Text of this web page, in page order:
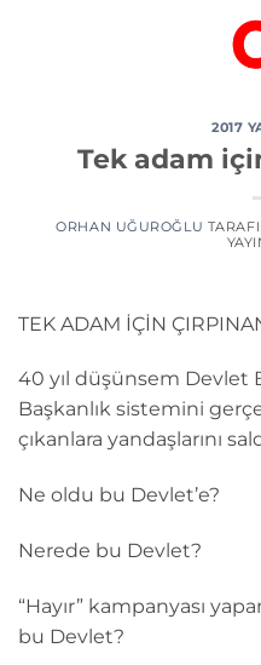
2017
Tek adam
ORHAN UĞUROĞLU
TEK ADAM İÇİN
40 yıl düşünsem Devlet
Başkanlık sistemini
çıkanlara yandaşlarını
Ne oldu bu Devlet’e?
Nerede bu Devlet?
“Hayır” kampanyası
bu Devlet?